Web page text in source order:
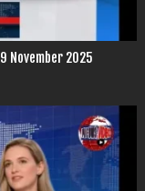
November 2025